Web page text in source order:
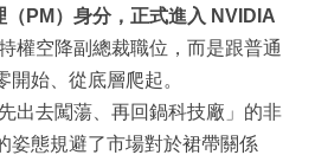
（PM）身分，正式進入 NVIDIA
權空降副總裁職位，而是跟普通
始、從底層爬起。
出去闖蕩、再回鍋科技廠」的非
姿態規避了市場對於裙帶關係